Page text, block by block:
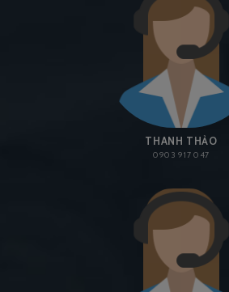
THANH THẢO
0903 917 047